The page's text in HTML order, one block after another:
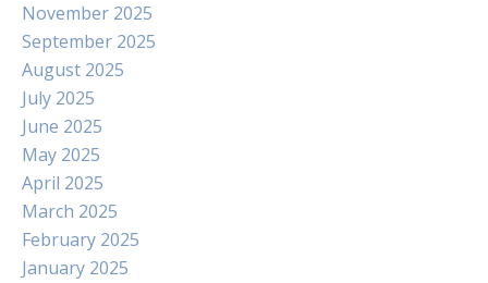
November 2025
September 2025
August 2025
July 2025
June 2025
May 2025
April 2025
March 2025
February 2025
January 2025